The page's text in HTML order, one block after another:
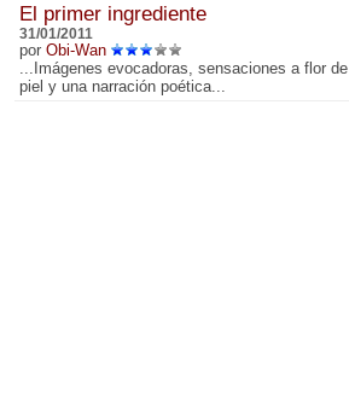
El primer ingrediente
31/01/2011
porObi-Wan
...Imágenes evocadoras, sensaciones a flor de
piel y una narración poética...